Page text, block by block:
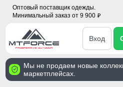
Оптовый поставщик одежды.
Минимальный заказ от 9 900 p
Вход
Мы не продаем новые
маркетплейсах.